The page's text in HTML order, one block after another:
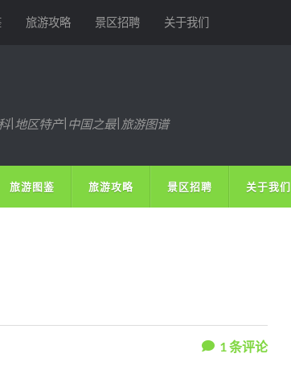
旅游攻略 景区招聘 关于我们
|地区特产|中国之最|旅游图谱
旅游图鉴 旅游攻略 景区招聘 关于我们
1条评论